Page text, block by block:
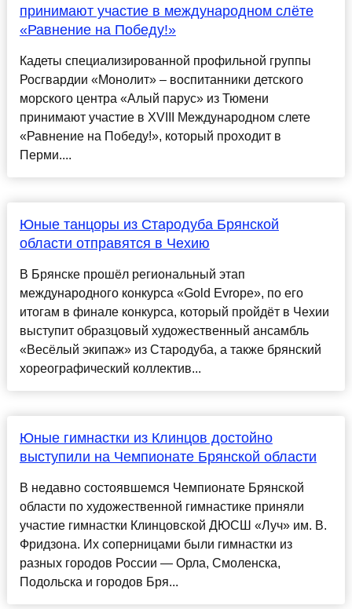
принимают участие в международном слёте
«Равнение на Победу!»
Кадеты специализированной профильной группы
Росгвардии «Монолит» – воспитанники детского
морского центра «Алый парус» из Тюмени
принимают участие в XVIII Международном слете
«Равнение на Победу!», который проходит в
Перми....
Юные танцоры из Стародуба Брянской
области отправятся в Чехию
В Брянске прошёл региональный этап
международного конкурса «Gold Evrope», по его
итогам в финале конкурса, который пройдёт в Чехии
выступит образцовый художественный ансамбль
«Весёлый экипаж» из Стародуба, а также брянский
хореографический коллектив...
Юные гимнастки из Клинцов достойно
выступили на Чемпионате Брянской области
В недавно состоявшемся Чемпионате Брянской
области по художественной гимнастике приняли
участие гимнастки Клинцовской ДЮСШ «Луч» им. В.
Фридзона. Их соперницами были гимнастки из
разных городов России — Орла, Смоленска,
Подольска и городов Бря...